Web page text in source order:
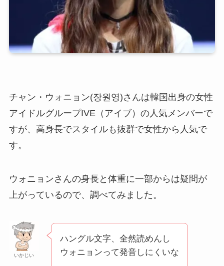
チャン・ウォニョン(장원영)さんは韓国出身の女性
アイドルグループIVE（アイブ）の人気メンバーで
すが、高身長でスタイルも抜群で女性から人気で
す。
ウォニョンさんの身長と体重に一部からは疑問が
上がっているので、調べてみました。
いかじい
ハングル文字、全然読めんし
ウォニョンって発音しにくいな